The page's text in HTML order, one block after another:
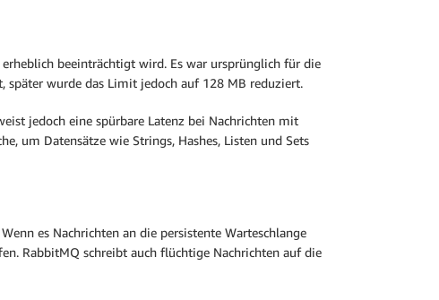
beeinträchtigt wird. Es war ursprünglich für die
wurde das Limit jedoch auf 128 MB reduziert.
jedoch eine spürbare Latenz bei Nachrichten mit
um Datensätze wie Strings, Hashes, Listen und Sets
es Nachrichten an die persistente Warteschlange
RabbitMQ schreibt auch flüchtige Nachrichten auf die